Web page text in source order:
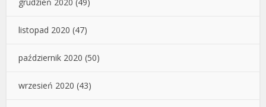
grudzień 2020 (49)
listopad 2020 (47)
październik 2020 (50)
wrzesień 2020 (43)